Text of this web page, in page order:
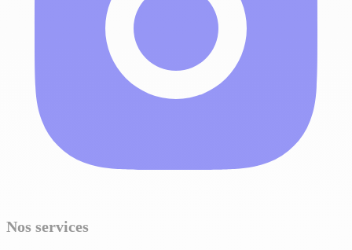
Nos services